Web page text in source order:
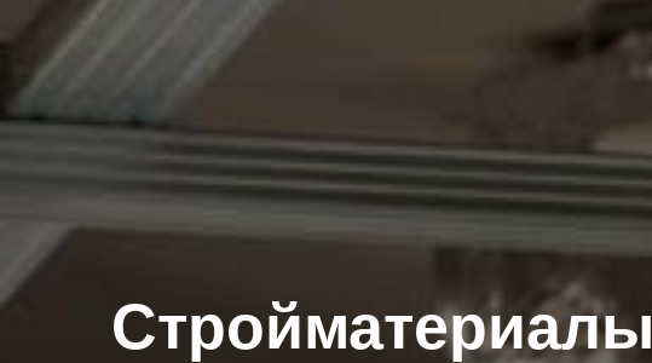
Стройматериалы